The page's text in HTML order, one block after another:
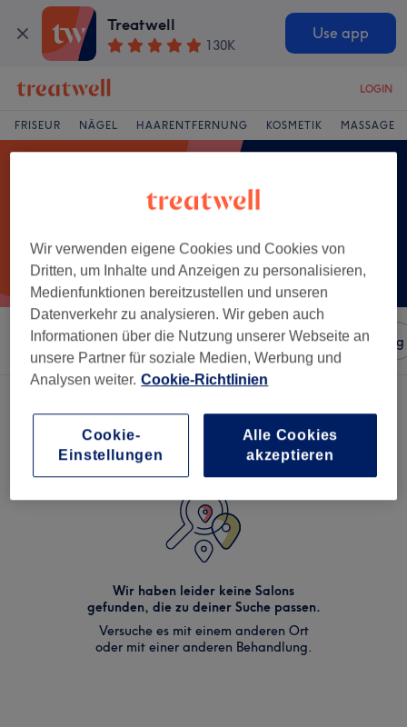
Treatwell
130K
Use app
LOGIN
FRISEUR NÄGEL HAARENTFERNUNG KOSMETIK MASSAGE
Sortieren nach Salons Expressangebote Bewertung
Wir haben leider keine Salons
gefunden, die zu deiner Suche passen.
Versuche es mit einem anderen Ort
oder mit einer anderen Behandlung.
Wir verwenden eigene Cookies und Cookies von
Dritten, um Inhalte und Anzeigen zu personalisieren,
Medienfunktionen bereitzustellen und unseren
Datenverkehr zu analysieren. Wir geben auch
Informationen über die Nutzung unserer Webseite an
unsere Partner für soziale Medien, Werbung und
Analysen weiter. Cookie-Richtlinien
Cookie-
Einstellungen
Alle Cookies
akzeptieren